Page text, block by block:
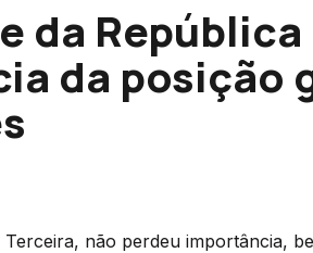
da
da posição
Terceira, não perdeu importância,